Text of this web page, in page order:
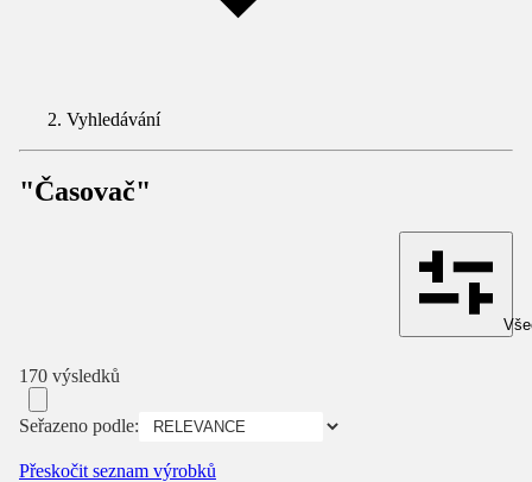
Vyhledávání
"Časovač"
170 výsledků
Seřazeno podle:
Přeskočit seznam výrobků